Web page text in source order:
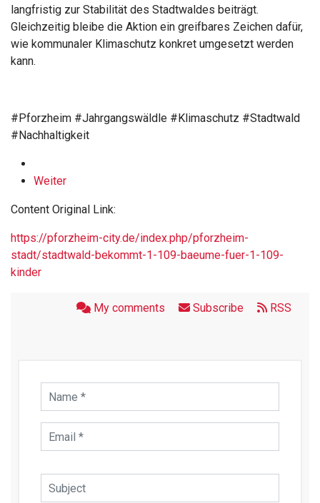
langfristig zur Stabilität des Stadtwaldes beiträgt.
Gleichzeitig bleibe die Aktion ein greifbares Zeichen dafür,
wie kommunaler Klimaschutz konkret umgesetzt werden
kann.
#Pforzheim #Jahrgangswäldle #Klimaschutz #Stadtwald
#Nachhaltigkeit
Weiter
Content Original Link:
https://pforzheim-city.de/index.php/pforzheim-
stadt/stadtwald-bekommt-1-109-baeume-fuer-1-109-
kinder
My comments Subscribe RSS